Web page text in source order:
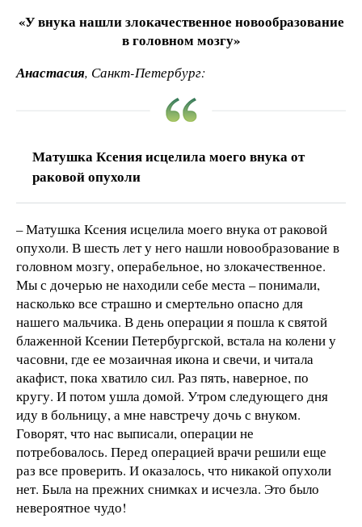
«У внука нашли злокачественное новообразование
в головном мозгу»
Анастасия, Санкт-Петербург:
Матушка Ксения исцелила моего внука от
раковой опухоли
– Матушка Ксения исцелила моего внука от раковой
опухоли. В шесть лет у него нашли новообразование в
головном мозгу, операбельное, но злокачественное.
Мы с дочерью не находили себе места – понимали,
насколько все страшно и смертельно опасно для
нашего мальчика. В день операции я пошла к святой
блаженной Ксении Петербургской, встала на колени у
часовни, где ее мозаичная икона и свечи, и читала
акафист, пока хватило сил. Раз пять, наверное, по
кругу. И потом ушла домой. Утром следующего дня
иду в больницу, а мне навстречу дочь с внуком.
Говорят, что нас выписали, операции не
потребовалось. Перед операцией врачи решили еще
раз все проверить. И оказалось, что никакой опухоли
нет. Была на прежних снимках и исчезла. Это было
невероятное чудо!